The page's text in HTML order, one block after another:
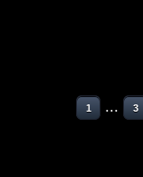
1 ... 3